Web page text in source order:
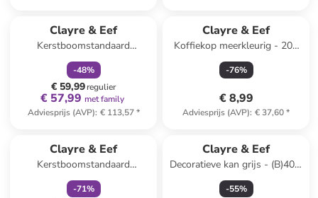
Clayre & Eef
Kerstboomstandaard
wit/goudkleurig - (B)36 x
(H)35 x (D)33 cm
-48%
€ 59,99regulier
€ 57,99 met family
Adviesprijs (AVP): € 113,57*
Clayre & Eef
Koffiekop meerkleurig - 200
ml
-76%
€ 8,99
Adviesprijs (AVP): € 37,60*
Clayre & Eef
Kerstboomstandaard
-71%
Clayre & Eef
Decoratieve kan grijs - (B)40 x
(H)25 x (D)14 cm
-55%